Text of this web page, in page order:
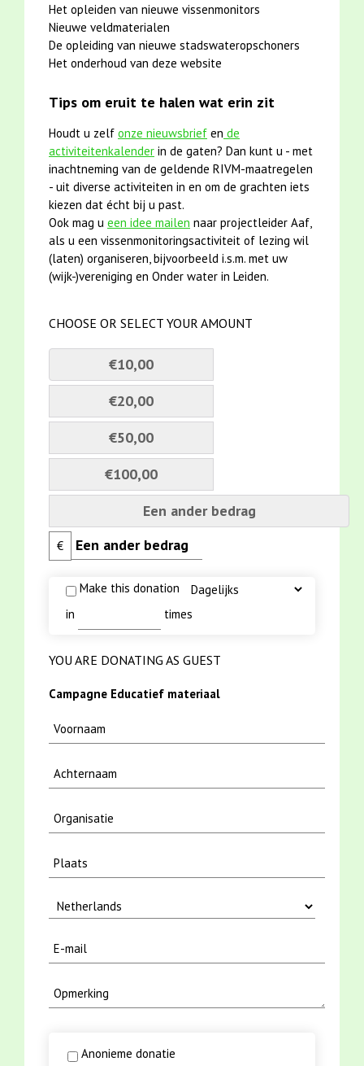
Het opleiden van nieuwe vissenmonitors
Nieuwe veldmaterialen
De opleiding van nieuwe stadswateropschoners
Het onderhoud van deze website
Tips om eruit te halen wat erin zit
Houdt u zelf onze nieuwsbrief en de
activiteitenkalender in de gaten? Dan kunt u - met
inachtneming van de geldende RIVM-maatregelen
- uit diverse activiteiten in en om de grachten iets
kiezen dat écht bij u past.
Ook mag u een idee mailen naar projectleider Aaf,
als u een vissenmonitoringsactiviteit of lezing wil
(laten) organiseren, bijvoorbeeld i.s.m. met uw
(wijk-)vereniging en Onder water in Leiden.
CHOOSE OR SELECT YOUR AMOUNT
€10,00
€20,00
€50,00
€100,00
Een ander bedrag
€
Make this donation
in
times
YOU ARE DONATING AS GUEST
Campagne Educatief materiaal
Anonieme donatie